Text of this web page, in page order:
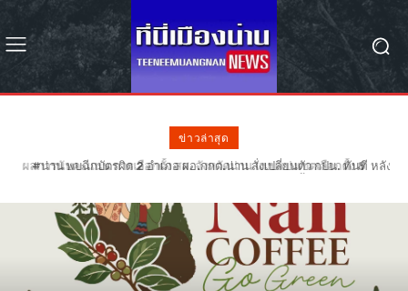
ข่าวล่าสุด
#น่าน พบฉีกบัตรผิด 2 อำเภอ ผอ.กกต.น่าน สั่งเปลี่ยนตัว กปน. ทันที หลัง